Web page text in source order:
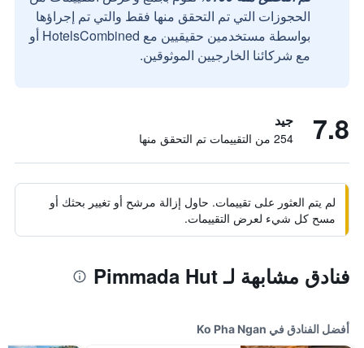
الحجوزات التي تم التحقق منها فقط والتي تم إجراؤها
بواسطة مستخدمين حقيقيين مع HotelsCombined أو
مع شركائنا الخارجيين الموثوقين.
7.8 جيد
254 من التقييمات تم التحقق منها
لم يتم العثور على تقييمات. حاول إزالة مرشح أو تغيير بحثك أو
مسح كل شيء لعرض التقييمات.
فنادق مشابهة لـ Pimmada Hut
أفضل الفنادق في Ko Pha Ngan